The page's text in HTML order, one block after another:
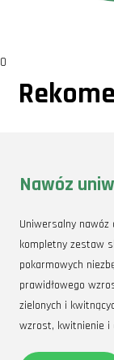
0
Nawóz
Uniwersalny
kompletny zestaw
pokarmowych
prawidłowego
zielonych i
wzrost, kwitnienie i